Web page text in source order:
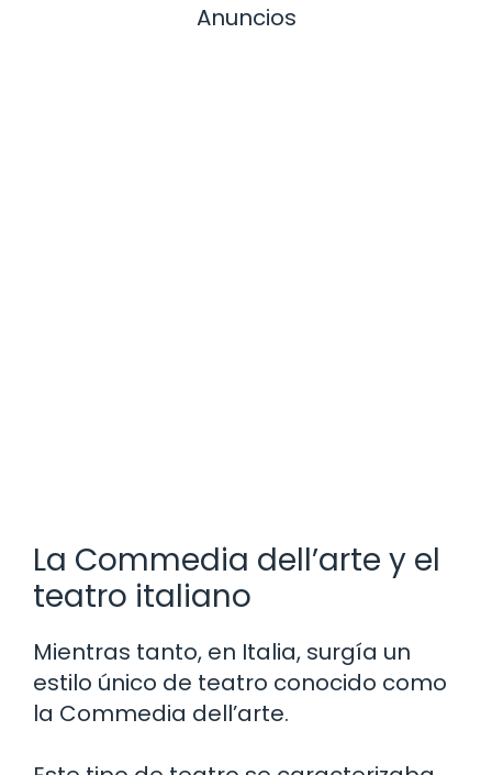
Anuncios
La Commedia dell’arte y el
teatro italiano
Mientras tanto, en Italia, surgía un
estilo único de teatro conocido como
la Commedia dell’arte.